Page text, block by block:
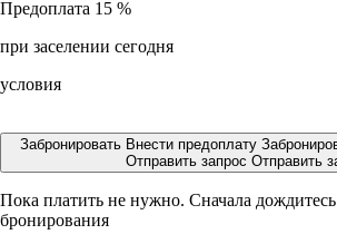
Предоплата 15 %
при заселении сегодня
условия
Забронировать Внести предоплату
Отправить запрос Отправить
Пока платить не нужно. Сначала
бронирования